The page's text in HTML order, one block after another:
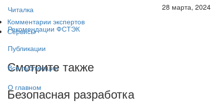
Читалка
Рекомендации ФСТЭК
Публикации
Все публикации
О главном
28 марта, 2024
Комментарии экспертов
Сервисы
Смотрите также
Безопасная разработка